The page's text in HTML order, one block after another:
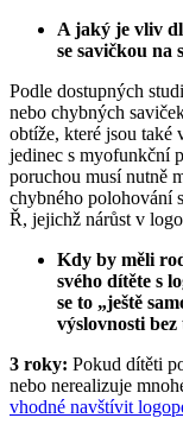
A jaký je vliv
se savičkou na
Podle dostupných
nebo chybných
obtíže, které jsou
jedinec s myofunkční
poruchou musí nutně
chybného polohování
Ř, jejichž nárůst v
Kdy by měli
svého dítěte s
se to „ještě
výslovnosti
3 roky: Pokud dítěti
nebo nerealizuje
vhodné navštívit